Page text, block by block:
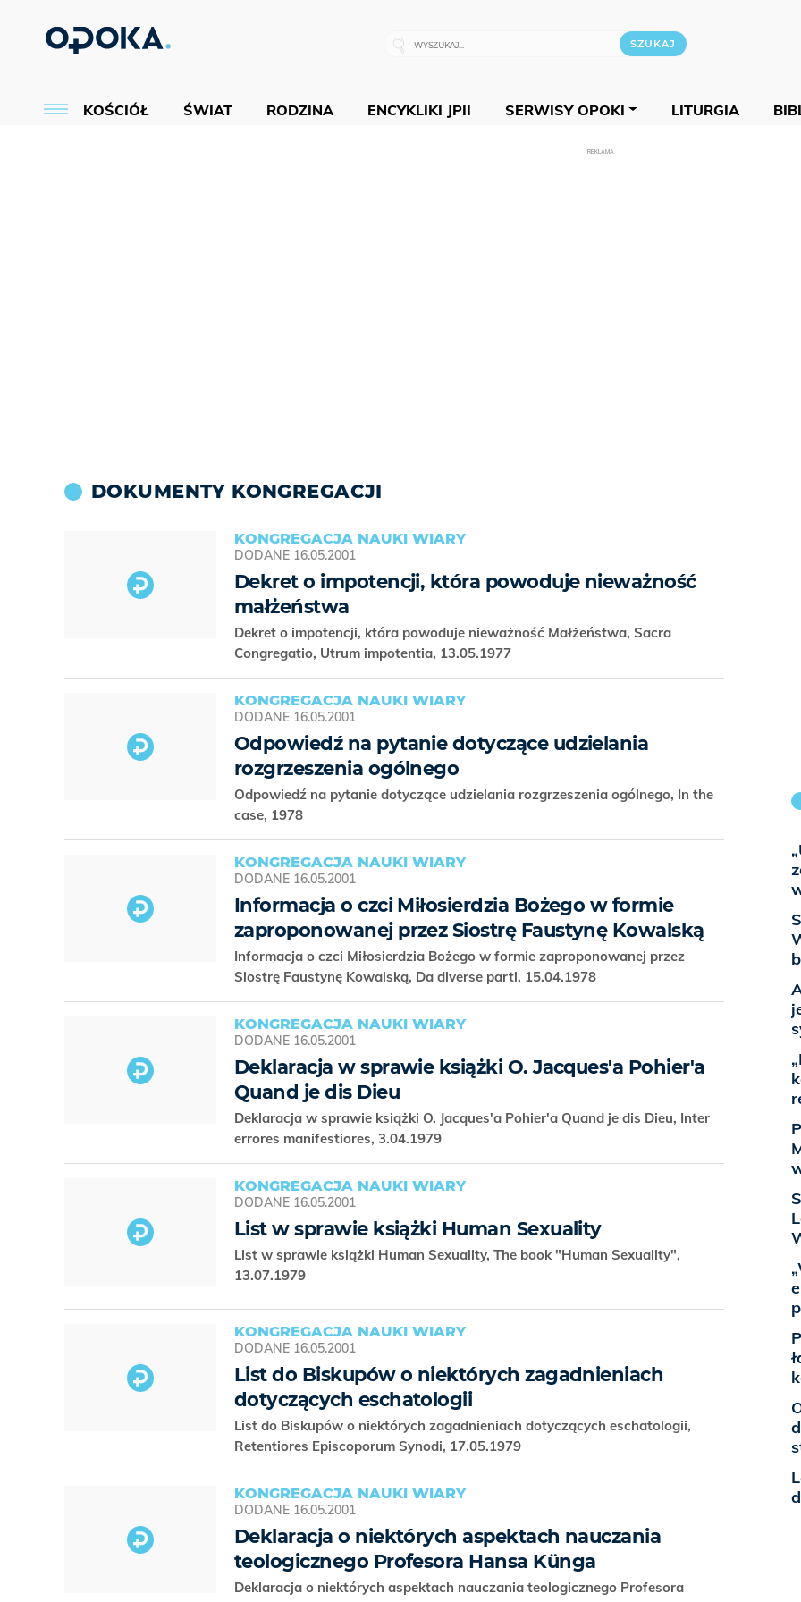
KOŚCIÓŁ ŚWIAT RODZINA ENCYKLIKI JPII SERWISY OPOKI LITURGIA
REKLAMA
DOKUMENTY KONGREGACJI
KONGREGACJA NAUKI WIARY
DODANE 16.05.2001
Dekret o impotencji, która powoduje nieważność
małżeństwa
Dekret o impotencji, która powoduje nieważność Małżeństwa, Sacra
Congregatio, Utrum impotentia, 13.05.1977
KONGREGACJA NAUKI WIARY
DODANE 16.05.2001
Odpowiedź na pytanie dotyczące udzielania
rozgrzeszenia ogólnego
Odpowiedź na pytanie dotyczące udzielania rozgrzeszenia ogólnego, In the
case, 1978
KONGREGACJA NAUKI WIARY
DODANE 16.05.2001
Informacja o czci Miłosierdzia Bożego w formie
zaproponowanej przez Siostrę Faustynę Kowalską
Informacja o czci Miłosierdzia Bożego w formie zaproponowanej przez
Siostrę Faustynę Kowalską, Da diverse parti, 15.04.1978
KONGREGACJA NAUKI WIARY
DODANE 16.05.2001
Deklaracja w sprawie książki O. Jacques'a Pohier'a
Quand je dis Dieu
Deklaracja w sprawie książki O. Jacques'a Pohier'a Quand je dis Dieu, Inter
errores manifestiores, 3.04.1979
KONGREGACJA NAUKI WIARY
DODANE 16.05.2001
List w sprawie książki Human Sexuality
List w sprawie książki Human Sexuality, The book "Human Sexuality",
13.07.1979
KONGREGACJA NAUKI WIARY
DODANE 16.05.2001
List do Biskupów o niektórych zagadnieniach
dotyczących eschatologii
List do Biskupów o niektórych zagadnieniach dotyczących eschatologii,
Retentiores Episcoporum Synodi, 17.05.1979
KONGREGACJA NAUKI WIARY
DODANE 16.05.2001
Deklaracja o niektórych aspektach nauczania
teologicznego Profesora Hansa Künga
Deklaracja o niektórych aspektach nauczania teologicznego Profesora